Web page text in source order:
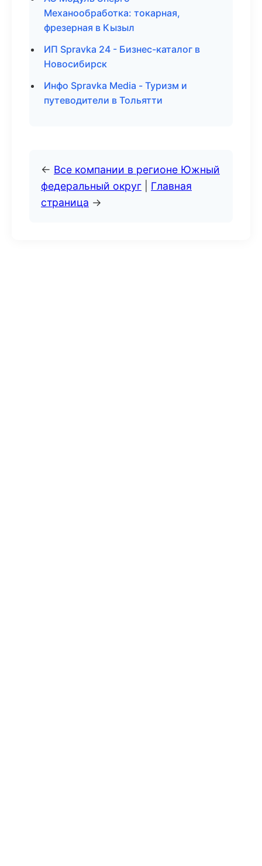
Механообработка: токарная,
фрезерная в Кызыл
ИП Spravka 24 - Бизнес-каталог в
Новосибирск
Инфо Spravka Media - Туризм и
путеводители в Тольятти
← Все компании в регионе Южный
федеральный округ
Главная
страница →